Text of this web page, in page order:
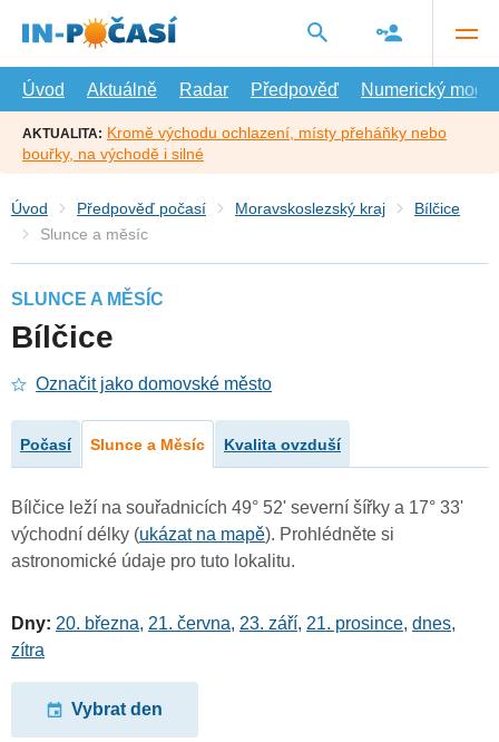
hlavní
Úvod
Aktuálně Radar Předpověď Numerický model
AKTUALITA: Kromě východu ochlazení, místy přeháňky nebo
bouřky, na východě i silné
Úvod Předpověď počasí Moravskoslezský kraj
Bílčice
Slunce a měsíc
SLUNCE A MĚSÍC
Bílčice
Označit jako domovské město
Počasí Slunce a Měsíc Kvalita ovzduší
Bílčice leží na souřadnicích 49° 52' severní šířky a 17° 33'
východní délky (ukázat na mapě). Prohlédněte si
astronomické údaje pro tuto lokalitu.
Dny: 20. března, 21. června, 23. září, 21. prosince, dnes,
zítra
Vybrat den